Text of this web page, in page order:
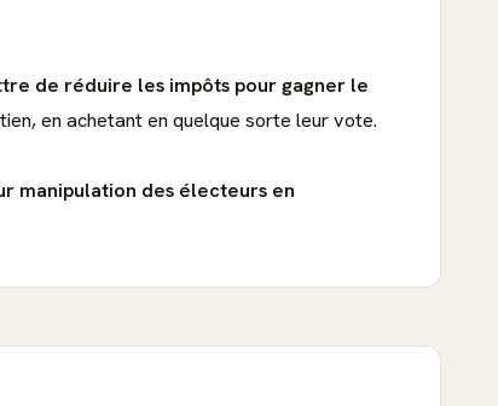
de réduire les impôts pour gagner le
en achetant en quelque sorte leur vote.
manipulation des électeurs en